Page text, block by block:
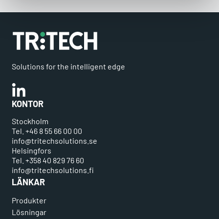
Solutions for the intelligent edge
Linkedin
KONTOR
Stockholm
Tel. +46 8 55 66 00 00
info@tritechsolutions.se
Helsingfors
Tel. +358 40 829 76 60
info@tritechsolutions.fi
LÄNKAR
Produkter
Lösningar